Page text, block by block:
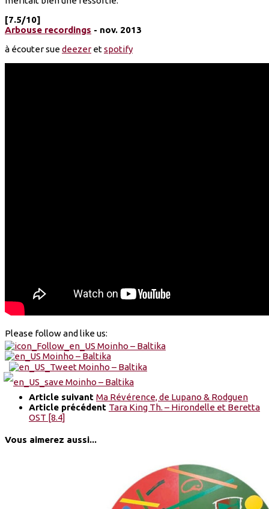
[7.5/10]
Arbouse recordings - nov. 2013
à écouter suedeezeretspotify
Please follow and like us:
Article suivant Ma Révérence, de Lupano & Rodguen
Article précédent Tara King Th. – Hirondelle et Beretta
OST [8.4]
Vous aimerez aussi...